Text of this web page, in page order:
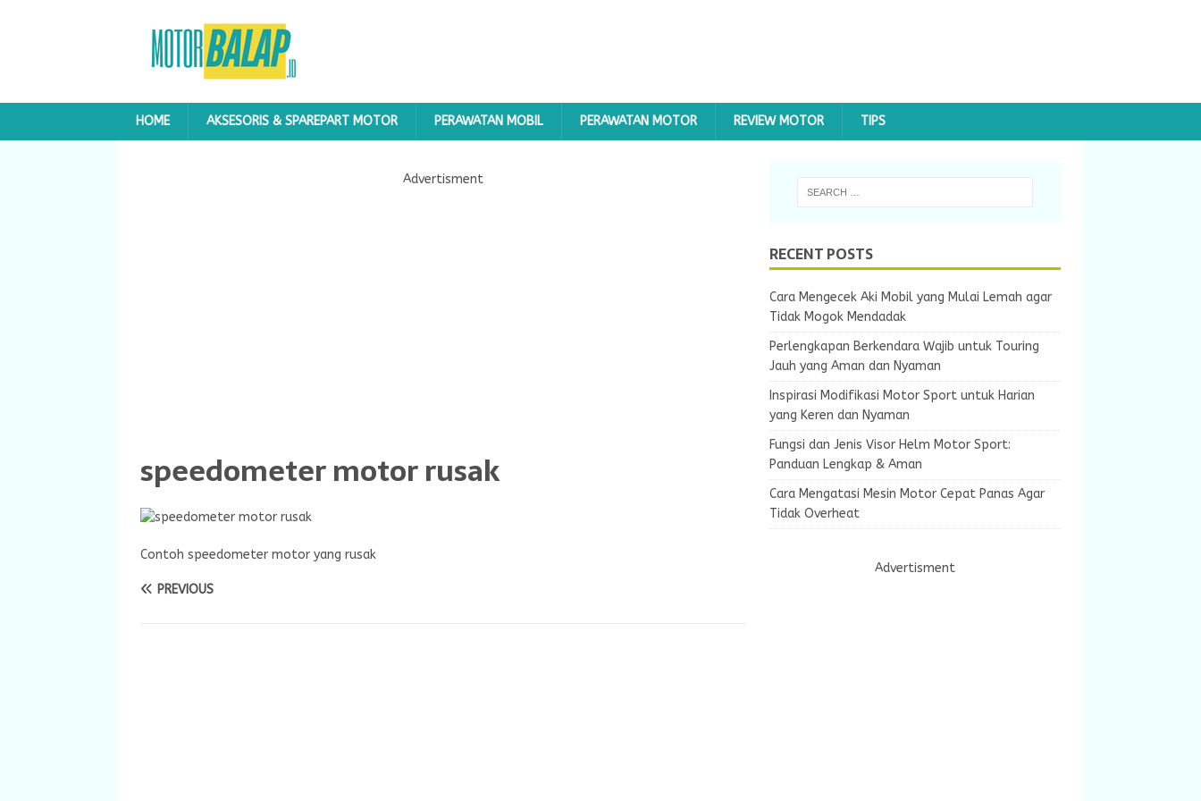
HOME AKSESORIS & SPAREPART MOTOR PERAWATAN MOBIL PERAWATAN MOTOR REVIEW MOTOR TIPS
Advertisment
speedometer motor rusak
Contoh speedometer motor yang rusak
PREVIOUS
RECENT POSTS
Cara Mengecek Aki Mobil yang Mulai Lemah agar
Tidak Mogok Mendadak
Perlengkapan Berkendara Wajib untuk Touring
Jauh yang Aman dan Nyaman
Inspirasi Modifikasi Motor Sport untuk Harian
yang Keren dan Nyaman
Fungsi dan Jenis Visor Helm Motor Sport:
Panduan Lengkap & Aman
Cara Mengatasi Mesin Motor Cepat Panas Agar
Tidak Overheat
Advertisment